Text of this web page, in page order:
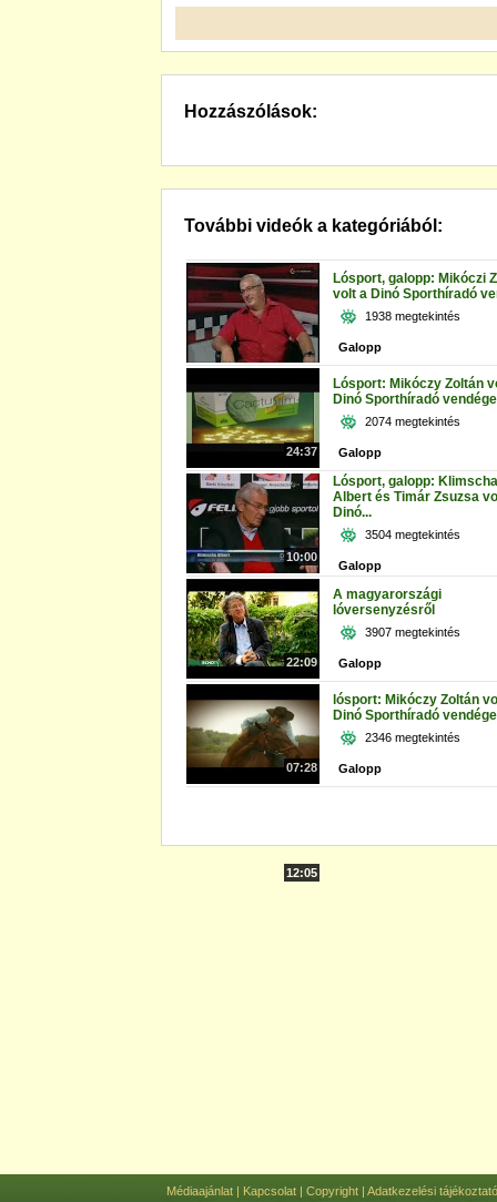
Hozzászólások:
További videók a kategóriából:
24:37
Lósport, galopp: Mikóczi
volt a Dinó Sporthíradó
1938 megtekintés
Galopp
10:00
Lósport: Mikóczy Zoltán
Dinó Sporthíradó vendége
2074 megtekintés
Galopp
22:09
Lósport, galopp: Klimscha
Albert és Timár Zsuzsa
Dinó...
3504 megtekintés
Galopp
07:28
A magyarországi
lóversenyzésről
3907 megtekintés
Galopp
12:05
lósport: Mikóczy Zoltán
Dinó Sporthíradó vendége
2346 megtekintés
Galopp
Médiaajánlat| Kapcsolat| Copyright| Adatkezelési tájékoztató